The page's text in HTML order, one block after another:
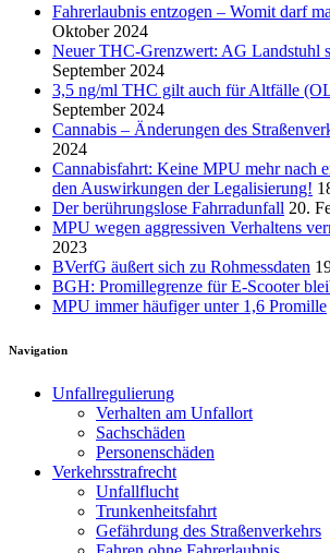
Fahrerlaubnis entzogen – Womit darf
Oktober 2024
Neuer THC-Grenzwert: AG Landstuhl
September 2024
3,5 ng/ml THC gilt auch für Altfälle
September 2024
Cannabis – Änderungen des
2024
Cannabisfahrt: Keine MPU mehr nach
den Auswirkungen der Legalisierung!
Der berührungslose Fahrradunfall 20.
MPU wegen aggressiven Verhaltens
2023
BVerfG äußert sich zu Rohmessdaten
BGH: Promillegrenze für E-Scooter
MPU immer häufiger unter 1,6 Promille
Navigation
Unfallregulierung
Verhalten am Unfallort
Sachschäden
Personenschäden
Verkehrsstrafrecht
Unfallflucht
Trunkenheitsfahrt
Gefährdung des Straßenverkehrs